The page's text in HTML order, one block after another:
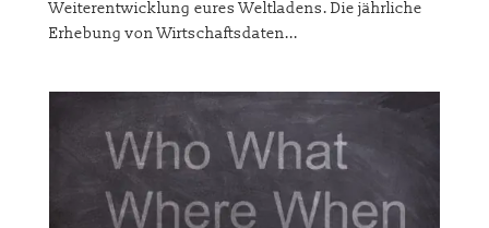
Weiterentwicklung eures Weltladens. Die jährliche
Erhebung von Wirtschaftsdaten...